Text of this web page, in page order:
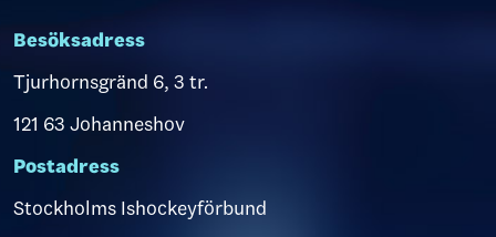
Besöksadress
Tjurhornsgränd 6, 3 tr.
121 63 Johanneshov
Postadress
Stockholms Ishockeyförbund